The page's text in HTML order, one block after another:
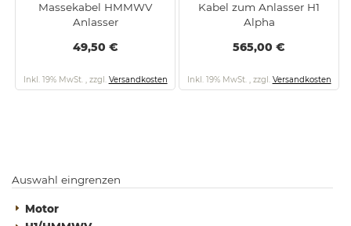
Massekabel HMMWV
Anlasser
49,50 €
Inkl. 19% MwSt. , zzgl. Versandkosten
Kabel zum Anlasser H1
Alpha
565,00 €
Inkl. 19% MwSt. , zzgl. Versandkosten
Auswahl eingrenzen
Motor